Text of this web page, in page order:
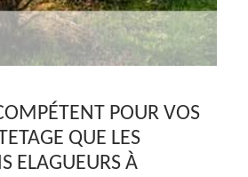
POUR VOS
QUE LES
ELAGUEURS À